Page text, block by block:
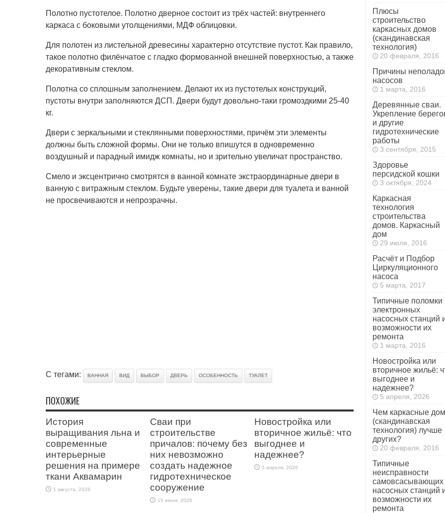
Полотно пустотелое. Полотно дверное состоит из трёх частей: внутреннего
каркаса с боковыми утолщениями, МДФ облицовки.
Для полотен из листельной древесины характерно отсутствие пустот. Как правило,
такое полотно филёнчатое с гладко формованной внешней поверхностью, а также
декоративным стеклом.
Полотна со сплошным заполнением. Делают их из пустотелых конструкций,
пустоты внутри заполняются ДСП. Двери будут довольно-таки громоздкими 25-40
кг.
Двери с зеркальными и стеклянными поверхностями, причём эти элементы
должны быть сложной формы. Они не только впишутся в одновременно
воздушный и парадный имидж комнаты, но и зрительно увеличат пространство.
Смело и эксцентрично смотрятся в ванной комнате экстраординарные двери в
ванную с витражным стеклом. Будьте уверены, такие двери для туалета и ванной
не просвечиваются и непрозрачны.
С тегами: ВАННАЯ ВИД ВЫБОР ДВЕРЬ ОСОБЕННОСТЬ ТУАЛЕТ
ПОХОЖИЕ
История
выращивания льна и
современные
интерьерные
решения на примере
ткани Аквамарин
1 августа, 2026
Сваи при
строительстве
причалов: почему без
них невозможно
создать надежное
гидротехническое
сооружение
15 июня, 2026
Новостройка или
вторичное жильё: что
выгоднее и
надежнее?
5 апреля, 2026
Плюсы
строительство
каркасных домов
(скандинавская
технология)
20 февраля, 2016
Причины
насосов
1 марта, 2016
Деревянные сваи.
Укрепление
и другие
гидротехнические
работы
3 сентября, 2015
Здоровье
персидской кошки
3 октября, 2024
Каркасная
технология
строительства
домов. Каркасный
дом
29 июля, 2016
Расчёт и Подбор
Циркуляционного
насоса
5 марта, 2017
Типичные поломки
электронных
насосных станций
возможности их
ремонта
1 марта, 2016
Новостройка или
вторичное жильё:
выгоднее и
надежнее?
5 апреля, 2026
Чем каркасные
(скандинавская
технология) лучше
других?
20 февраля, 2016
Типичные
неисправности
самовсасывающих
насосных станций
возможности их
ремонта